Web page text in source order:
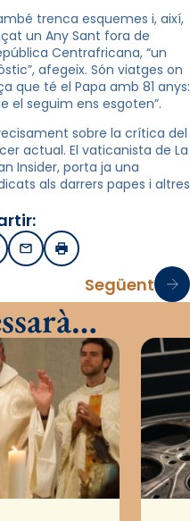
trenca esquemes i, així,
un Any Sant fora de
Centrafricana, “un
afegeix. Són viatges on
que té el Papa amb 81 anys:
el seguim ens esgoten”.
sobre la crítica del
actual. El vaticanista de La
Insider, porta ja una
als darrers papes i altres
EmailImprimir
Següent